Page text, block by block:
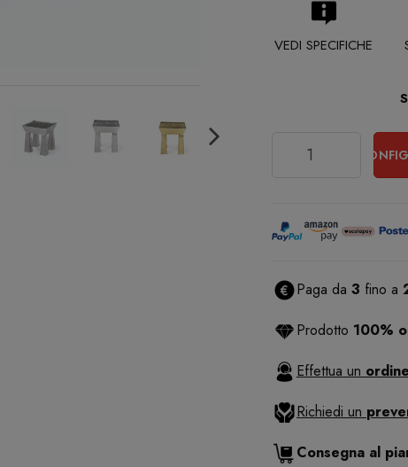
VEDI SPECIFICHE
Paga da 3 fino a
Prodotto 100%
Effettua un
Richiedi un
Consegna al